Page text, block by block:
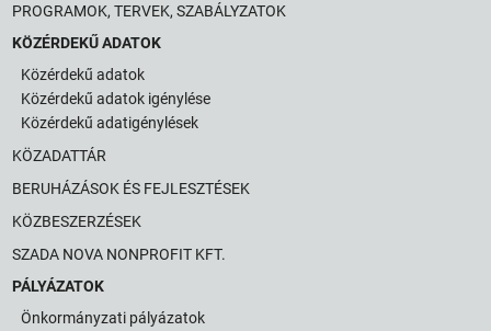
PROGRAMOK, TERVEK, SZABÁLYZATOK
KÖZÉRDEKŰ ADATOK
Közérdekű adatok
Közérdekű adatok igénylése
Közérdekű adatigénylések
KÖZADATTÁR
BERUHÁZÁSOK ÉS FEJLESZTÉSEK
KÖZBESZERZÉSEK
SZADA NOVA NONPROFIT KFT.
PÁLYÁZATOK
Önkormányzati pályázatok